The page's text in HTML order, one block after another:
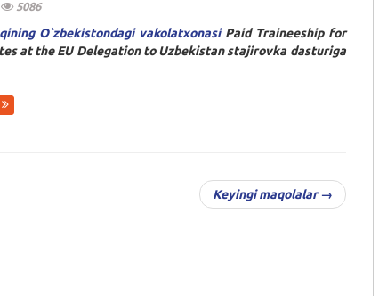
5086
O`zbekistondagi vakolatxonasi Paid Traineeship for
at the EU Delegation to Uzbekistan stajirovka dasturiga
Keyingi maqolalar →